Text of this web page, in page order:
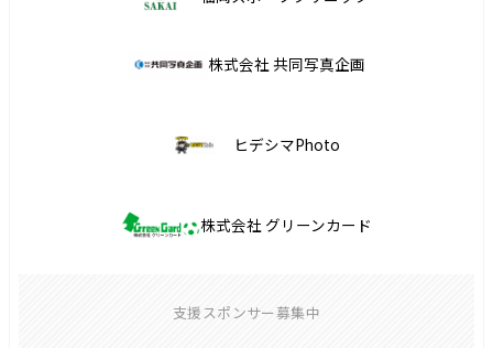
株式会社 共同写真企画
ヒデシマPhoto
株式会社 グリーンカード
支援スポンサー募集中